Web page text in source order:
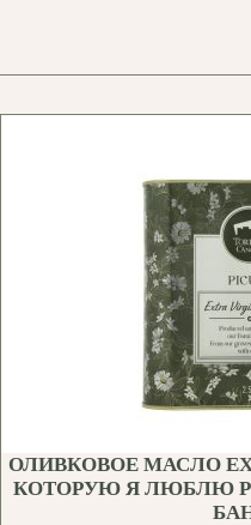
ОЛИВКОВОЕ МАСЛО
КОТОРУЮ Я ЛЮБЛЮ